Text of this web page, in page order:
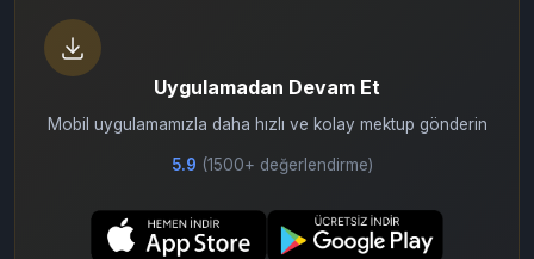
Sevdiklerinize bir
korun!
Uygulamadan Devam Et
Mobil uygulamamızla daha hızlı ve kolay mektup gönderin